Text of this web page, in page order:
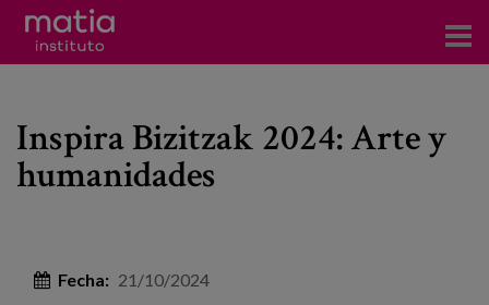
Investigación
Publicaciones
Consultoría
Inspira Bizitzak 2024: Arte y
humanidades
Fecha: 21/10/2024